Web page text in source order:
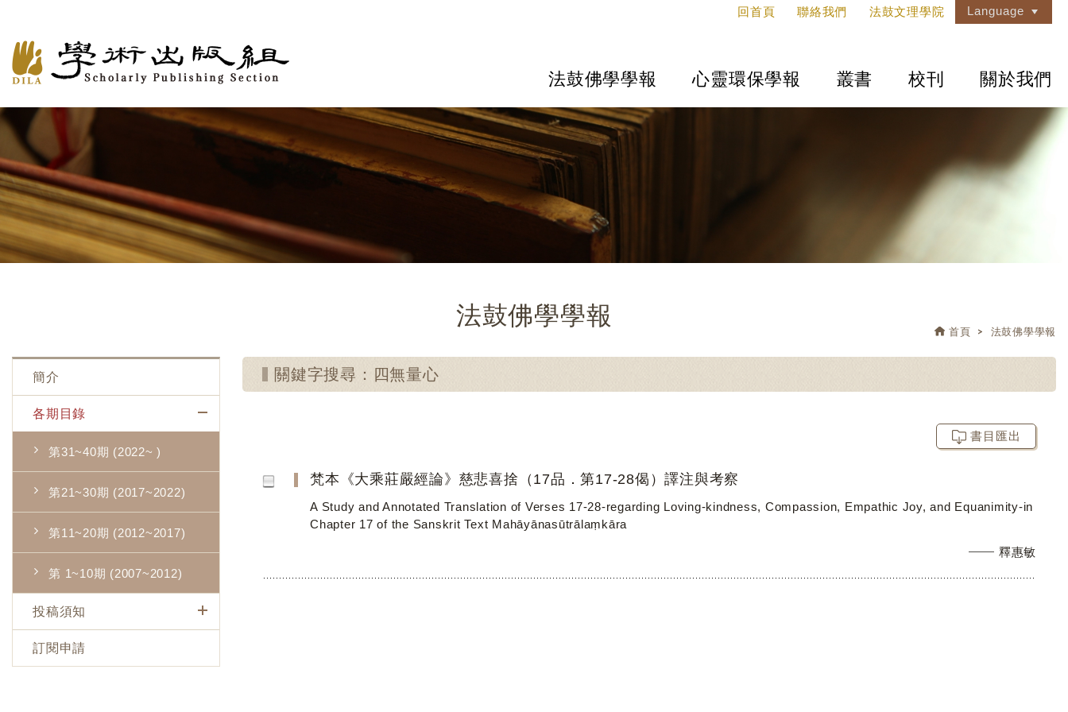
回首頁 聯絡我們 法鼓文理學院 Language
法鼓佛學學報 心靈環保學報 叢書 校刊 關於我們
法鼓佛學學報
首頁 法鼓佛學學報
簡介
各期目錄
第31~40期 (2022~ )
第21~30期 (2017~2022)
第11~20期 (2012~2017)
第 1~10期 (2007~2012)
投稿須知
訂閱申請
關鍵字搜尋：四無量心
書目匯出
梵本《大乘莊嚴經論》慈悲喜捨（17品．第17-28偈）譯注與考察
A Study and Annotated Translation of Verses 17-28-regarding Loving-kindness, Compassion, Empathic Joy, and Equanimity-in
Chapter 17 of the Sanskrit Text Mahāyānasūtrālaṃkāra
釋惠敏